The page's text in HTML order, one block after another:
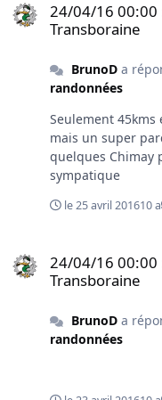
24/04/16 00:00
Transboraine
BrunoDa
randonnées
Seulement
mais un super parcours
quelques Chimay
sympatique
le 25 avril 201610 a
24/04/16 00:00
Transboraine
BrunoDa
randonnées